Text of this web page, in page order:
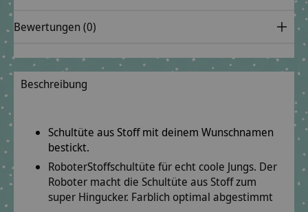
Bewertungen (0)
Beschreibung
Schultüte aus Stoff mit deinem Wunschnamen
bestickt.
RoboterStoffschultüte für echt coole Jungs. Der
Roboter macht die Schultüte aus Stoff zum
super Hingucker. Farblich optimal abgestimmt